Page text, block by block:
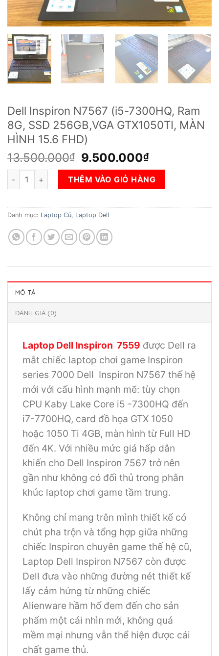
Dell Inspiron N7567 (i5-7300HQ, Ram
8G, SSD 256GB,VGA GTX1050TI, MÀN
HÌNH 15.6 FHD)
13.500.000₫
Giá
gốc
là:
13.500.000₫.
9.500.000₫Giá
hiện
tại
là:
Dell Inspiron N7567 (i5-7300HQ, Ram 8G, SSD 256GB,VGA
THÊM VÀO GIỎ HÀNG
Danh mục: Laptop Cũ Laptop Dell
MÔ TẢ
ĐÁNH GIÁ (0)
Laptop Dell Inspiron 7559 được Dell ra
mắt chiếc laptop chơi game Inspiron
series 7000 Dell Inspiron N7567 thế hệ
mới với cấu hình mạnh mẽ: tùy chọn
CPU Kaby Lake Core i5 -7300HQ đến
i7-7700HQ, card đồ họa GTX 1050
hoặc 1050 Ti 4GB, màn hình từ Full HD
đến 4K. Với nhiều mức giá hấp dẫn
khiến cho Dell Inspiron 7567 trở nên
gần như không có đối thủ trong phân
khúc laptop chơi game tầm trung.
Không chỉ mang trên mình thiết kế có
chút pha trộn và tổng hợp giữa những
chiếc Inspiron chuyên game thế hệ cũ,
Laptop Dell Inspiron N7567 còn được
Dell đưa vào những đường nét thiết kế
lấy cảm hứng từ những chiếc
Alienware hầm hố đem đến cho sản
phẩm một cái nhìn mới, không quá
mềm mại nhưng vẫn thể hiện được cái
chất game thủ.